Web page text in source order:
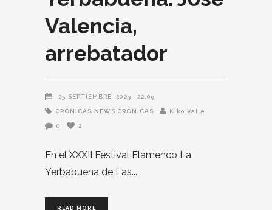
Valencia,
arrebatador
25 SEPTIEMBRE, 2023 22:09
CRÓNICAS NEWS CRONICAS Kiko Valle
0 2
En el XXXII Festival Flamenco La
Yerbabuena de Las
READ MORE